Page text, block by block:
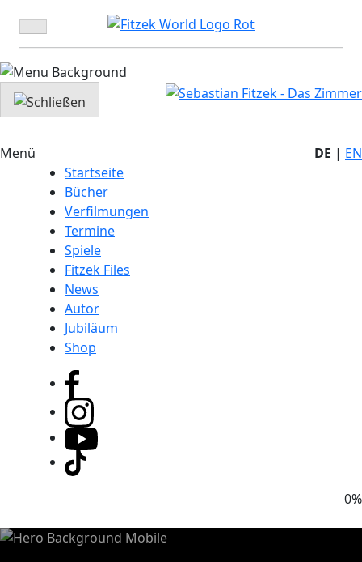
springen
Menü DE | EN
Startseite
Bücher
Verfilmungen
Termine
Spiele
Fitzek Files
News
Autor
Jubiläum
Shop
0%